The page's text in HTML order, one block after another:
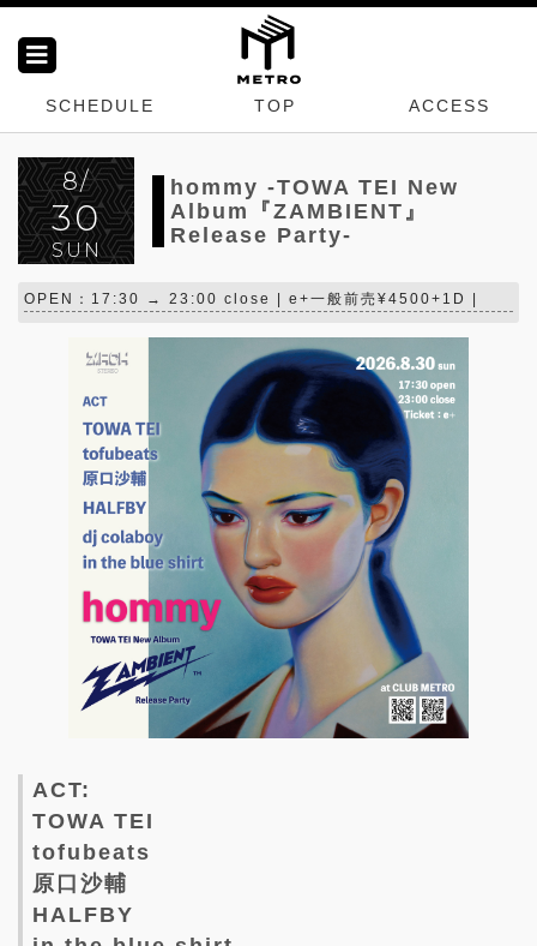
SCHEDULE TOP ACCESS
8/
30
SUN
hommy -TOWA TEI New
Album『ZAMBIENT』
Release Party-
OPEN：17:30 → 23:00 close | e+一般前売¥4500+1D |
ACT:
TOWA TEI
tofubeats
原口沙輔
HALFBY